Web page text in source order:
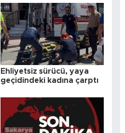
Ehliyetsiz sürücü, yaya
geçidindeki kadına çarptı